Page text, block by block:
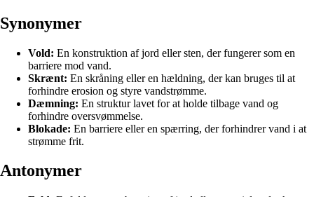
Synonymer
Vold: En konstruktion af jord eller sten, der fungerer som en
barriere mod vand.
Skrænt: En skråning eller en hældning, der kan bruges til at
forhindre erosion og styre vandstrømme.
Dæmning: En struktur lavet for at holde tilbage vand og
forhindre oversvømmelse.
Blokade: En barriere eller en spærring, der forhindrer vand i at
strømme frit.
Antonymer